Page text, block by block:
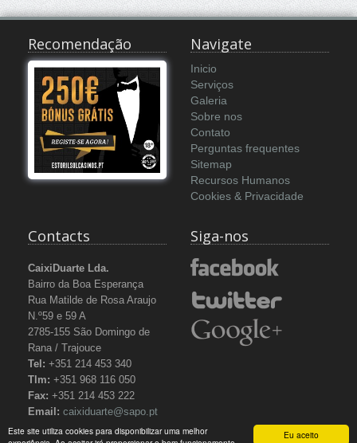
Eu aceito
Este site utiliza cookies para disponibilizar uma melhor
Recomendação Navigate
Inicio
Serviços
Galeria
Sobre nos
Contato
Perguntas frequentes
Sitemap
Recursos Humanos
Cookies & Privacidade
Contacts
CaixiDuarte Lda.
Bairro da Boa Esperança
Rua Matilde de Rosa Araujo
N.º59 e 59 A
2785-155 São Domingo de
Rana / Trajouce
Tel: +351 214 453 340
Tlm: +351 968 116 050
Fax: +351 214 453 222
Email: caixiduarte@sapo.pt
Siga-nos